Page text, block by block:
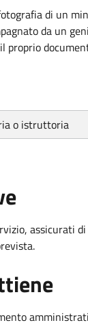
di un
da un
proprio
o istruttoria
assicurati